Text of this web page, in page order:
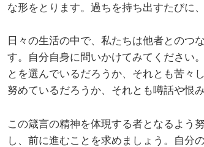
な形をとります。過ちを持ち出すたびに
日々の生活の中で、私たちは他者とのつ
す。自分自身に問いかけてみてください
とを選んでいるだろうか、それとも苦々
努めているだろうか、それとも噂話や恨
この箴言の精神を体現する者となるよう
し、前に進むことを求めましょう。自分